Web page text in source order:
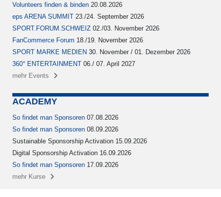
Volunteers finden & binden 20.08.2026
eps ARENA SUMMIT 23./24. September 2026
SPORT.FORUM.SCHWEIZ 02./03. November 2026
FanCommerce Forum 18./19. November 2026
SPORT MARKE MEDIEN 30. November / 01. Dezember 2026
360° ENTERTAINMENT 06./ 07. April 2027
mehr Events
ACADEMY
So findet man Sponsoren 07.08.2026
So findet man Sponsoren 08.09.2026
Sustainable Sponsorship Activation 15.09.2026
Digital Sponsorship Activation 16.09.2026
So findet man Sponsoren 17.09.2026
mehr Kurse